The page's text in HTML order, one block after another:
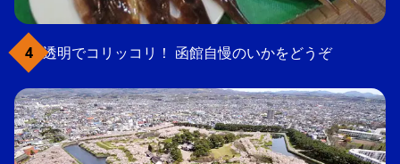
透明でコリッコリ！ 函館自慢のいかをどうぞ